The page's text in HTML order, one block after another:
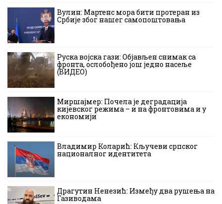
Вулин: Мартенс мора бити протеран из
Србије због нашег самопоштовања
Руска војска гази: Објављен снимак са
фронта, ослобођено још једно насеље
(ВИДЕО)
Миршајмер: Почела је деградација
кијевског режима – и на фронтовима и у
економији
Владимир Коларић: Кључеви српског
националног идентитета
Драгутин Ненезић: Између два рушења на
Газиводама